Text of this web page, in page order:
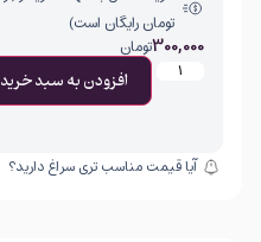
تومان رایگان است)
300,000تومان
افزودن به سبد خرید
آیا قیمت مناسب تری سراغ دارید؟